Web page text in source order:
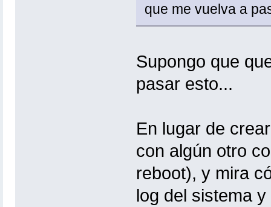
que me vuelva a
Supongo que
pasar esto...
En lugar de
con algún otro
reboot), y mira
log del sistema